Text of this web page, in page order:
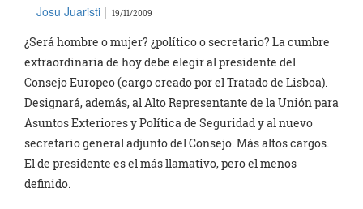
Josu Juaristi | 19/11/2009
¿Será hombre o mujer? ¿político o secretario? La cumbre
extraordinaria de hoy debe elegir al presidente del
Consejo Europeo (cargo creado por el Tratado de Lisboa).
Designará, además, al Alto Representante de la Unión para
Asuntos Exteriores y Política de Seguridad y al nuevo
secretario general adjunto del Consejo. Más altos cargos.
El de presidente es el más llamativo, pero el menos
definido.